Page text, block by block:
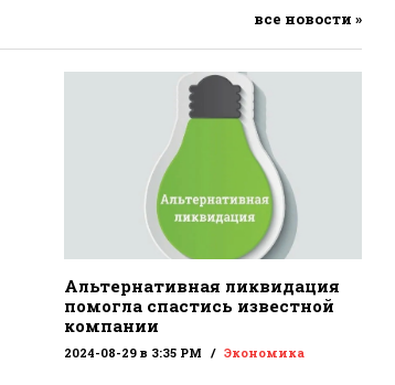
все новости »
Альтернативная ликвидация
помогла спастись известной
компании
2024-08-29 в 3:35 PM Экономика